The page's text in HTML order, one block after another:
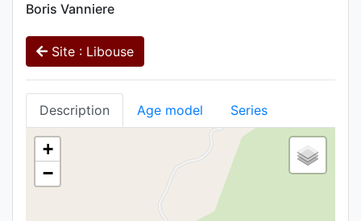
Boris Vanniere
Site : Libouse
Description Age model Series
+
−